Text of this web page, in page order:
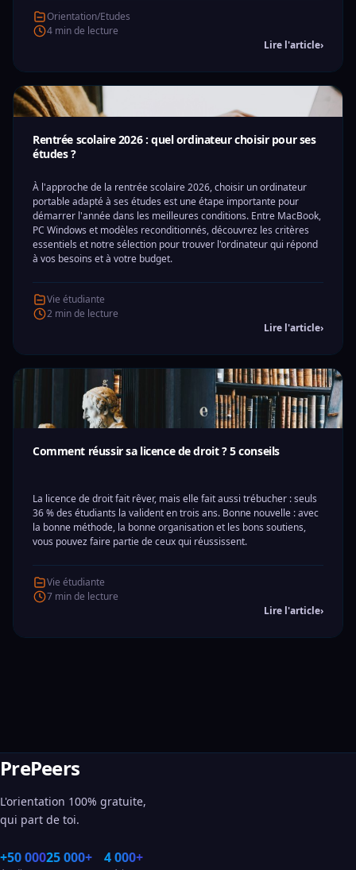
Orientation/Etudes
4 min de lecture
Lire l'article›
Rentrée scolaire 2026 : quel ordinateur choisir pour ses
études ?
À l'approche de la rentrée scolaire 2026, choisir un ordinateur
portable adapté à ses études est une étape importante pour
démarrer l'année dans les meilleures conditions. Entre MacBook,
PC Windows et modèles reconditionnés, découvrez les critères
essentiels et notre sélection pour trouver l'ordinateur qui répond
à vos besoins et à votre budget.
Vie étudiante
2 min de lecture
Lire l'article›
Comment réussir sa licence de droit ? 5 conseils
La licence de droit fait rêver, mais elle fait aussi trébucher : seuls
36 % des étudiants la valident en trois ans. Bonne nouvelle : avec
la bonne méthode, la bonne organisation et les bons soutiens,
vous pouvez faire partie de ceux qui réussissent.
Vie étudiante
7 min de lecture
Lire l'article›
PrePeers
L'orientation 100% gratuite,
qui part de toi.
+50 00025 000+ 4 000+